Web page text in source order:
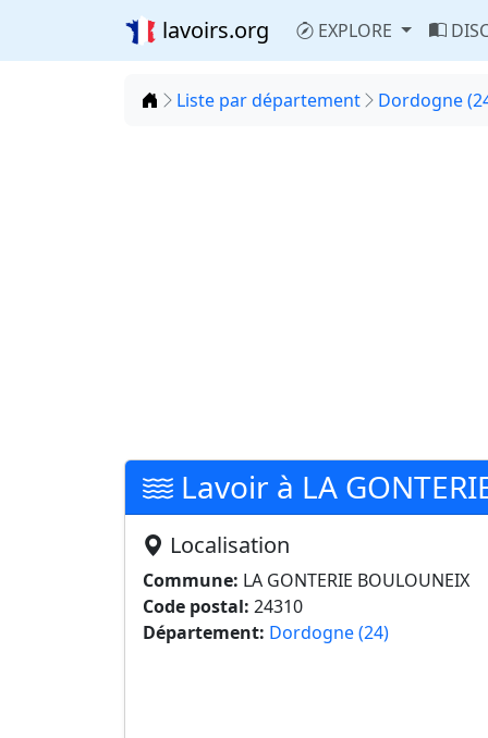
lavoirs.org EXPLORE
Accueil
Liste par département Dordogne
Lavoir à LA
Localisation
Commune: LA GONTERIE BOULOUNEIX
Code postal: 24310
Département: Dordogne (24)